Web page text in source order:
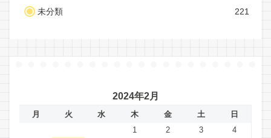
未分類 221
2024年2月
月 火 水 木 金 土
日
1
2 3
4